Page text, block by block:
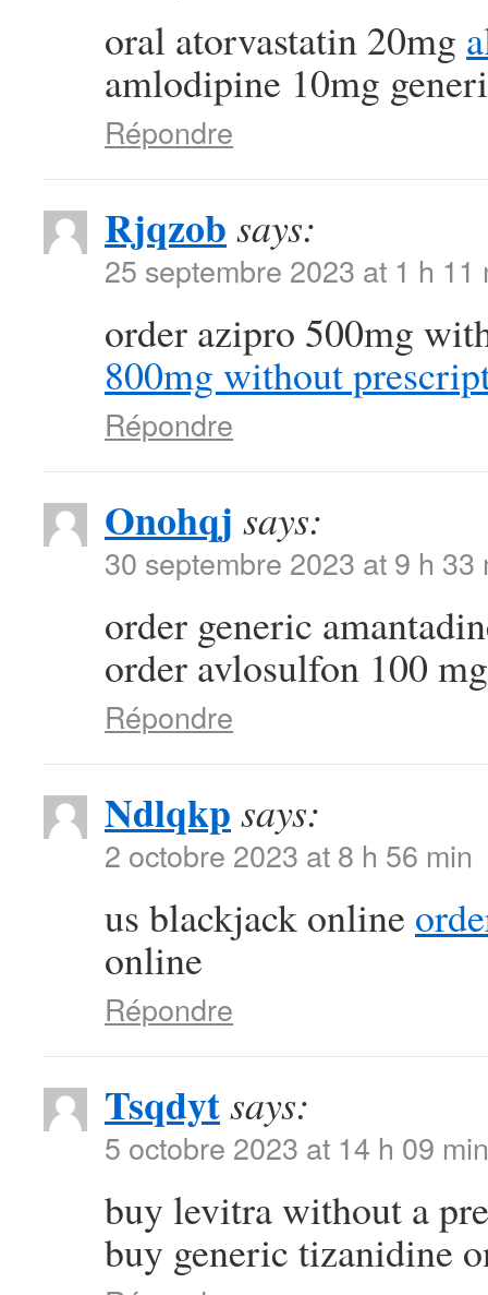
oral atorvastatin 20mg
amlodipine 10mg
Répondre
Rjqzob says:
25 septembre 2023 at 1 h 11
order azipro 500mg
800mg without
Répondre
Onohqj says:
30 septembre 2023 at 9 h 33
order generic
order avlosulfon 100
Répondre
Ndlqkp says:
2 octobre 2023 at 8 h 56 min
us blackjack online
online
Répondre
Tsqdytsays:
5 octobre 2023 at 14 h 09 min
buy levitra without a
buy generic tizanidine